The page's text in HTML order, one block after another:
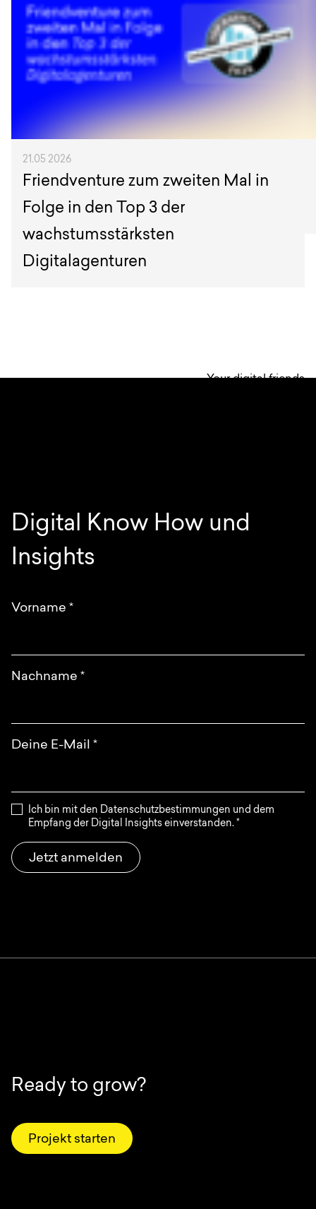
21.05 2026
Friendventure zum zweiten Mal in
Folge in den Top 3 der
wachstumsstärksten
Digitalagenturen
Your digital friends
Digital Know How und
Insights
Vorname *
Nachname *
Deine E-Mail *
Ich bin mit den Datenschutzbestimmungen und dem
Empfang der Digital Insights einverstanden. *
Jetzt anmelden
Ready to grow?
Projekt starten